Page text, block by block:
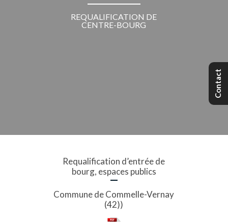
REQUALIFICATION DE
CENTRE-BOURG
Requalification d’entrée de
bourg, espaces publics
Commune de Commelle-Vernay
(42))
Contact